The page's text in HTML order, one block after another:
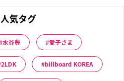
人気タグ
水谷豊 愛子さま
2LDK billboard KOREA